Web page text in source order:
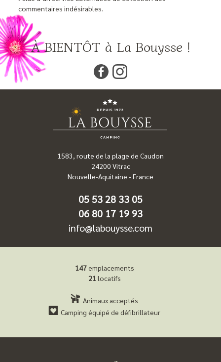
commentaires indésirables.
À BIENTÔT à La Bouysse !
147emplacements
21locatifs
Animaux acceptés
Camping équipé de défibrillateur
1583, route de la plage de Caudon
24200 Vitrac
Nouvelle-Aquitaine -France
05 53 28 33 05
06 80 17 19 93
info@labouysse.com